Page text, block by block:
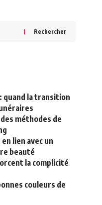
Rechercher
quand la transition
méthodes de
lien avec un
beauté
la complicité
couleurs de